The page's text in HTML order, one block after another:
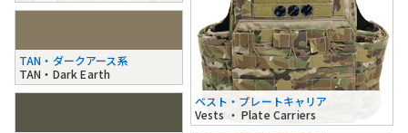
TAN・ダークアース系
TAN・Dark Earth
ベスト・プレートキャリア
Vests ・ Plate Carriers